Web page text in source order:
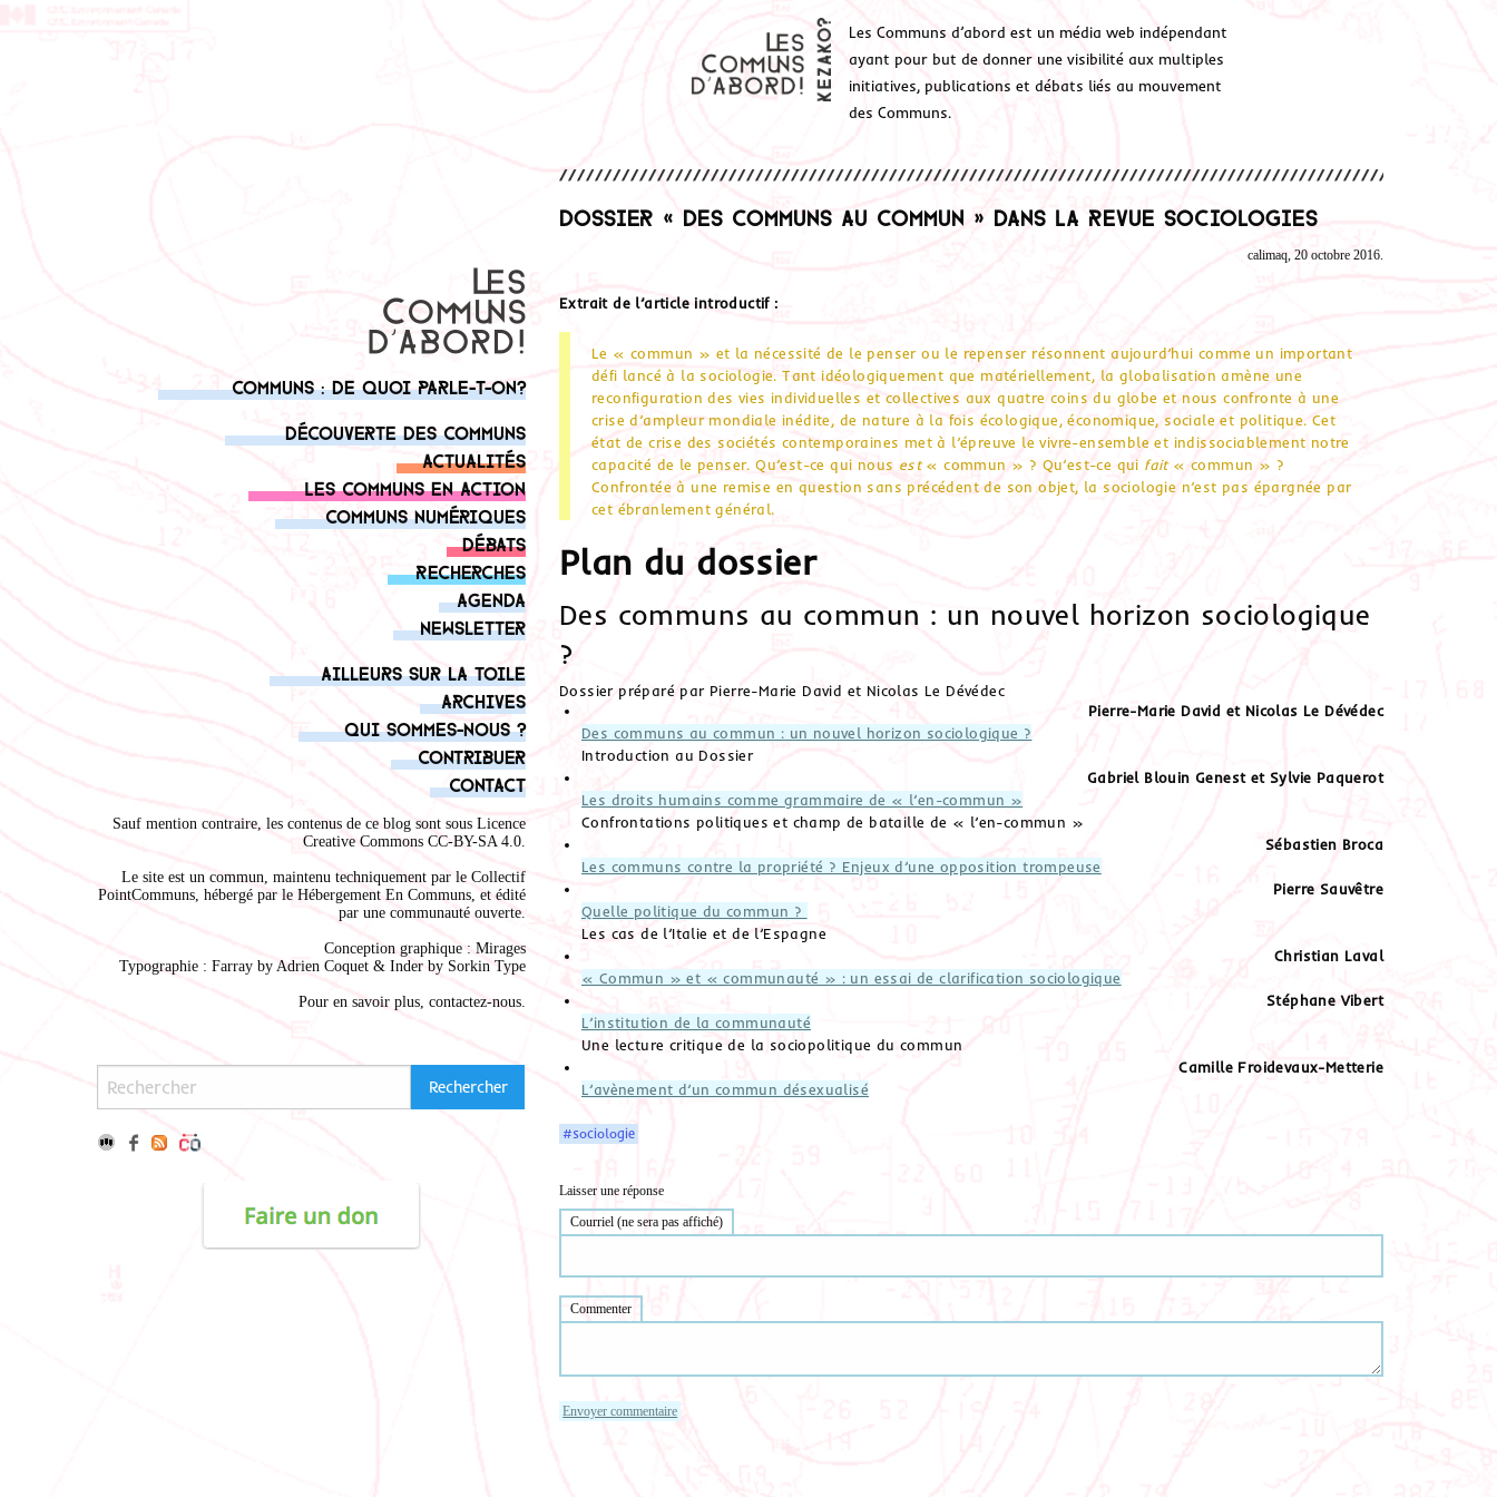
Les Communs d’abord est un média web indépendant
ayant pour but de donner une visibilité aux multiples
initiatives, publications et débats liés au mouvement
des Communs.
Communs : de quoi parle-t-on?
Découverte des communs
Actualités
Les communs en action
Communs numériques
Débats
Recherches
Agenda
Newsletter
Ailleurs sur la toile
Archives
Qui sommes-nous ?
Contribuer
Contact
Sauf mention contraire, les contenus de ce blog sont sous Licence
Creative Commons CC-BY-SA 4.0.
Le site est un commun, maintenu techniquement par le Collectif
PointCommuns, hébergé par le Hébergement En Communs, et édité
par une communauté ouverte.
Conception graphique : Mirages
Typographie : Farray by Adrien Coquet & Inder by Sorkin Type
Pour en savoir plus, contactez-nous.
Dossier « Des communs au commun » dans la revue SociologieS
calimaq, 20 octobre 2016.
Extrait de l’article introductif :
Le « commun » et la nécessité de le penser ou le repenser résonnent aujourd’hui comme un important
défi lancé à la sociologie. Tant idéologiquement que matériellement, la globalisation amène une
reconfiguration des vies individuelles et collectives aux quatre coins du globe et nous confronte à une
crise d’ampleur mondiale inédite, de nature à la fois écologique, économique, sociale et politique. Cet
état de crise des sociétés contemporaines met à l’épreuve le vivre-ensemble et indissociablement notre
capacité de le penser. Qu’est-ce qui nous est« commun » ? Qu’est-ce qui fait« commun » ?
Confrontée à une remise en question sans précédent de son objet, la sociologie n’est pas épargnée par
cet ébranlement général.
Plan du dossier
Des communs au commun : un nouvel horizon sociologique
?
Dossier préparé par Pierre-Marie David et Nicolas Le Dévédec
Pierre-Marie David et Nicolas Le Dévédec
Des communs au commun : un nouvel horizon sociologique ?
Introduction au Dossier
Gabriel Blouin Genestet Sylvie Paquerot
Les droits humains comme grammaire de « l’en-commun »
Confrontations politiques et champ de bataille de « l’en-commun »
Sébastien Broca
Les communs contre la propriété ? Enjeux d’une opposition trompeuse
Pierre Sauvêtre
Quelle politique du commun ?
Les cas de l’Italie et de l’Espagne
Christian Laval
« Commun » et « communauté » : un essai de clarification sociologique
StéphaneVibert
L’institution de la communauté
Une lecture critique de la sociopolitique du commun
Camille Froidevaux-Metterie
L’avènement d’un commun désexualisé
#sociologie
Laisser une réponse
Courriel (ne sera pas affiché)
Commenter